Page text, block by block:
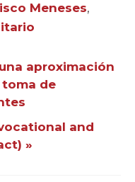
Meneses,
aproximación
de
and
»